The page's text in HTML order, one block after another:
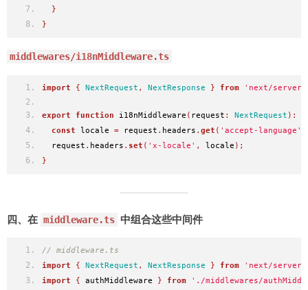
}
}
middlewares/i18nMiddleware.ts
import { NextRequest , NextResponse } from 'next/server'
export function i18nMiddleware ( request : NextRequest ):
const locale = request . headers . get ( 'accept-language'
  request
. headers . set ( 'x-locale' , locale );
}
四、在 middleware.ts 中组合这些中间件
// middleware.ts
import
{ NextRequest , NextResponse } from 'next/server'
import
{ authMiddleware } from
'./middlewares/